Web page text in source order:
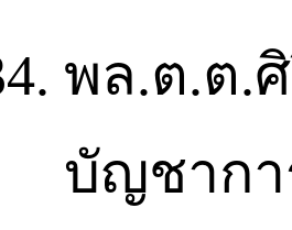
พล.ต.ต.
บัญชากา